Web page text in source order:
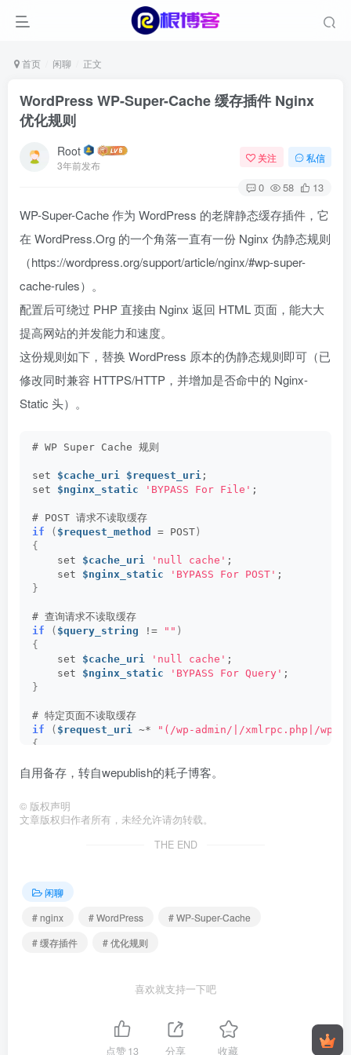
首页 闲聊 正文
WordPress WP-Super-Cache 缓存插件 Nginx
优化规则
Root
3年前发布
关注 私信
0 58 13
WP-Super-Cache 作为 WordPress 的老牌静态缓存插件，它
在 WordPress.Org 的一个角落一直有一份 Nginx 伪静态规则
（https://wordpress.org/support/article/nginx/#wp-super-
cache-rules）。
配置后可绕过 PHP 直接由 Nginx 返回 HTML 页面，能大大
提高网站的并发能力和速度。
这份规则如下，替换 WordPress 原本的伪静态规则即可（已
修改同时兼容 HTTPS/HTTP，并增加是否命中的 Nginx-
Static 头）。
# WP Super Cache 规则
set $cache_uri $request_uri ;
set $nginx_static 'BYPASS For File' ;
# POST 请求不读取缓存
if
( $request_method = POST )
{
    set
$cache_uri 'null cache' ;
    set
$nginx_static 'BYPASS For POST' ;
}
# 查询请求不读取缓存
if
( $query_string != "" )
{
    set
$cache_uri 'null cache' ;
    set
$nginx_static 'BYPASS For Query' ;
}
# 特定页面不读取缓存
if
( $request_uri ~*
"(/wp-admin/|/xmlrpc.php|/wp-
{
    set
$nginx_static 'BYPASS For URL'
# 特定 Cookie 不读取缓存
if
( $http_cookie ~* "comment_author|wordpress_[a-
# 判断缓存是否存在
{
$document_root/wp-content/cache/supercache/
自用备存，转自wepublish的耗子博客。
© 版权声明
文章版权归作者所有，未经允许请勿转载。
THE END
闲聊
# nginx
# WordPress
# WP-Super-Cache
# 缓存插件
# 优化规则
喜欢就支持一下吧
点赞13 分享 收藏